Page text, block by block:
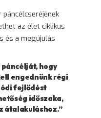
páncélcseréjének
az élet ciklikus
és a megújulás
hogy
engednünk régi
fejlődést
időszaka,
átalakuláshoz.”